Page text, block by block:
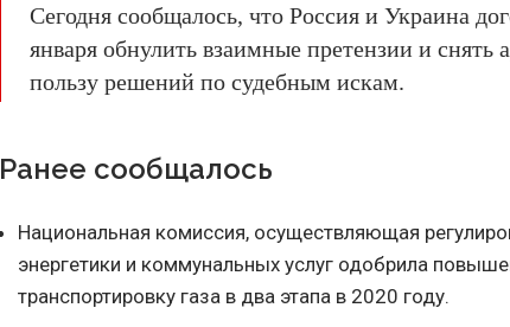
Сегодня сообщалось, что Россия и Украина
января обнулить взаимные претензии и снять
пользу решений по судебным искам.
Ранее сообщалось
Национальная комиссия, осуществляющая
энергетики и коммунальных услуг одобрила
транспортировку газа в два этапа в 2020 году.